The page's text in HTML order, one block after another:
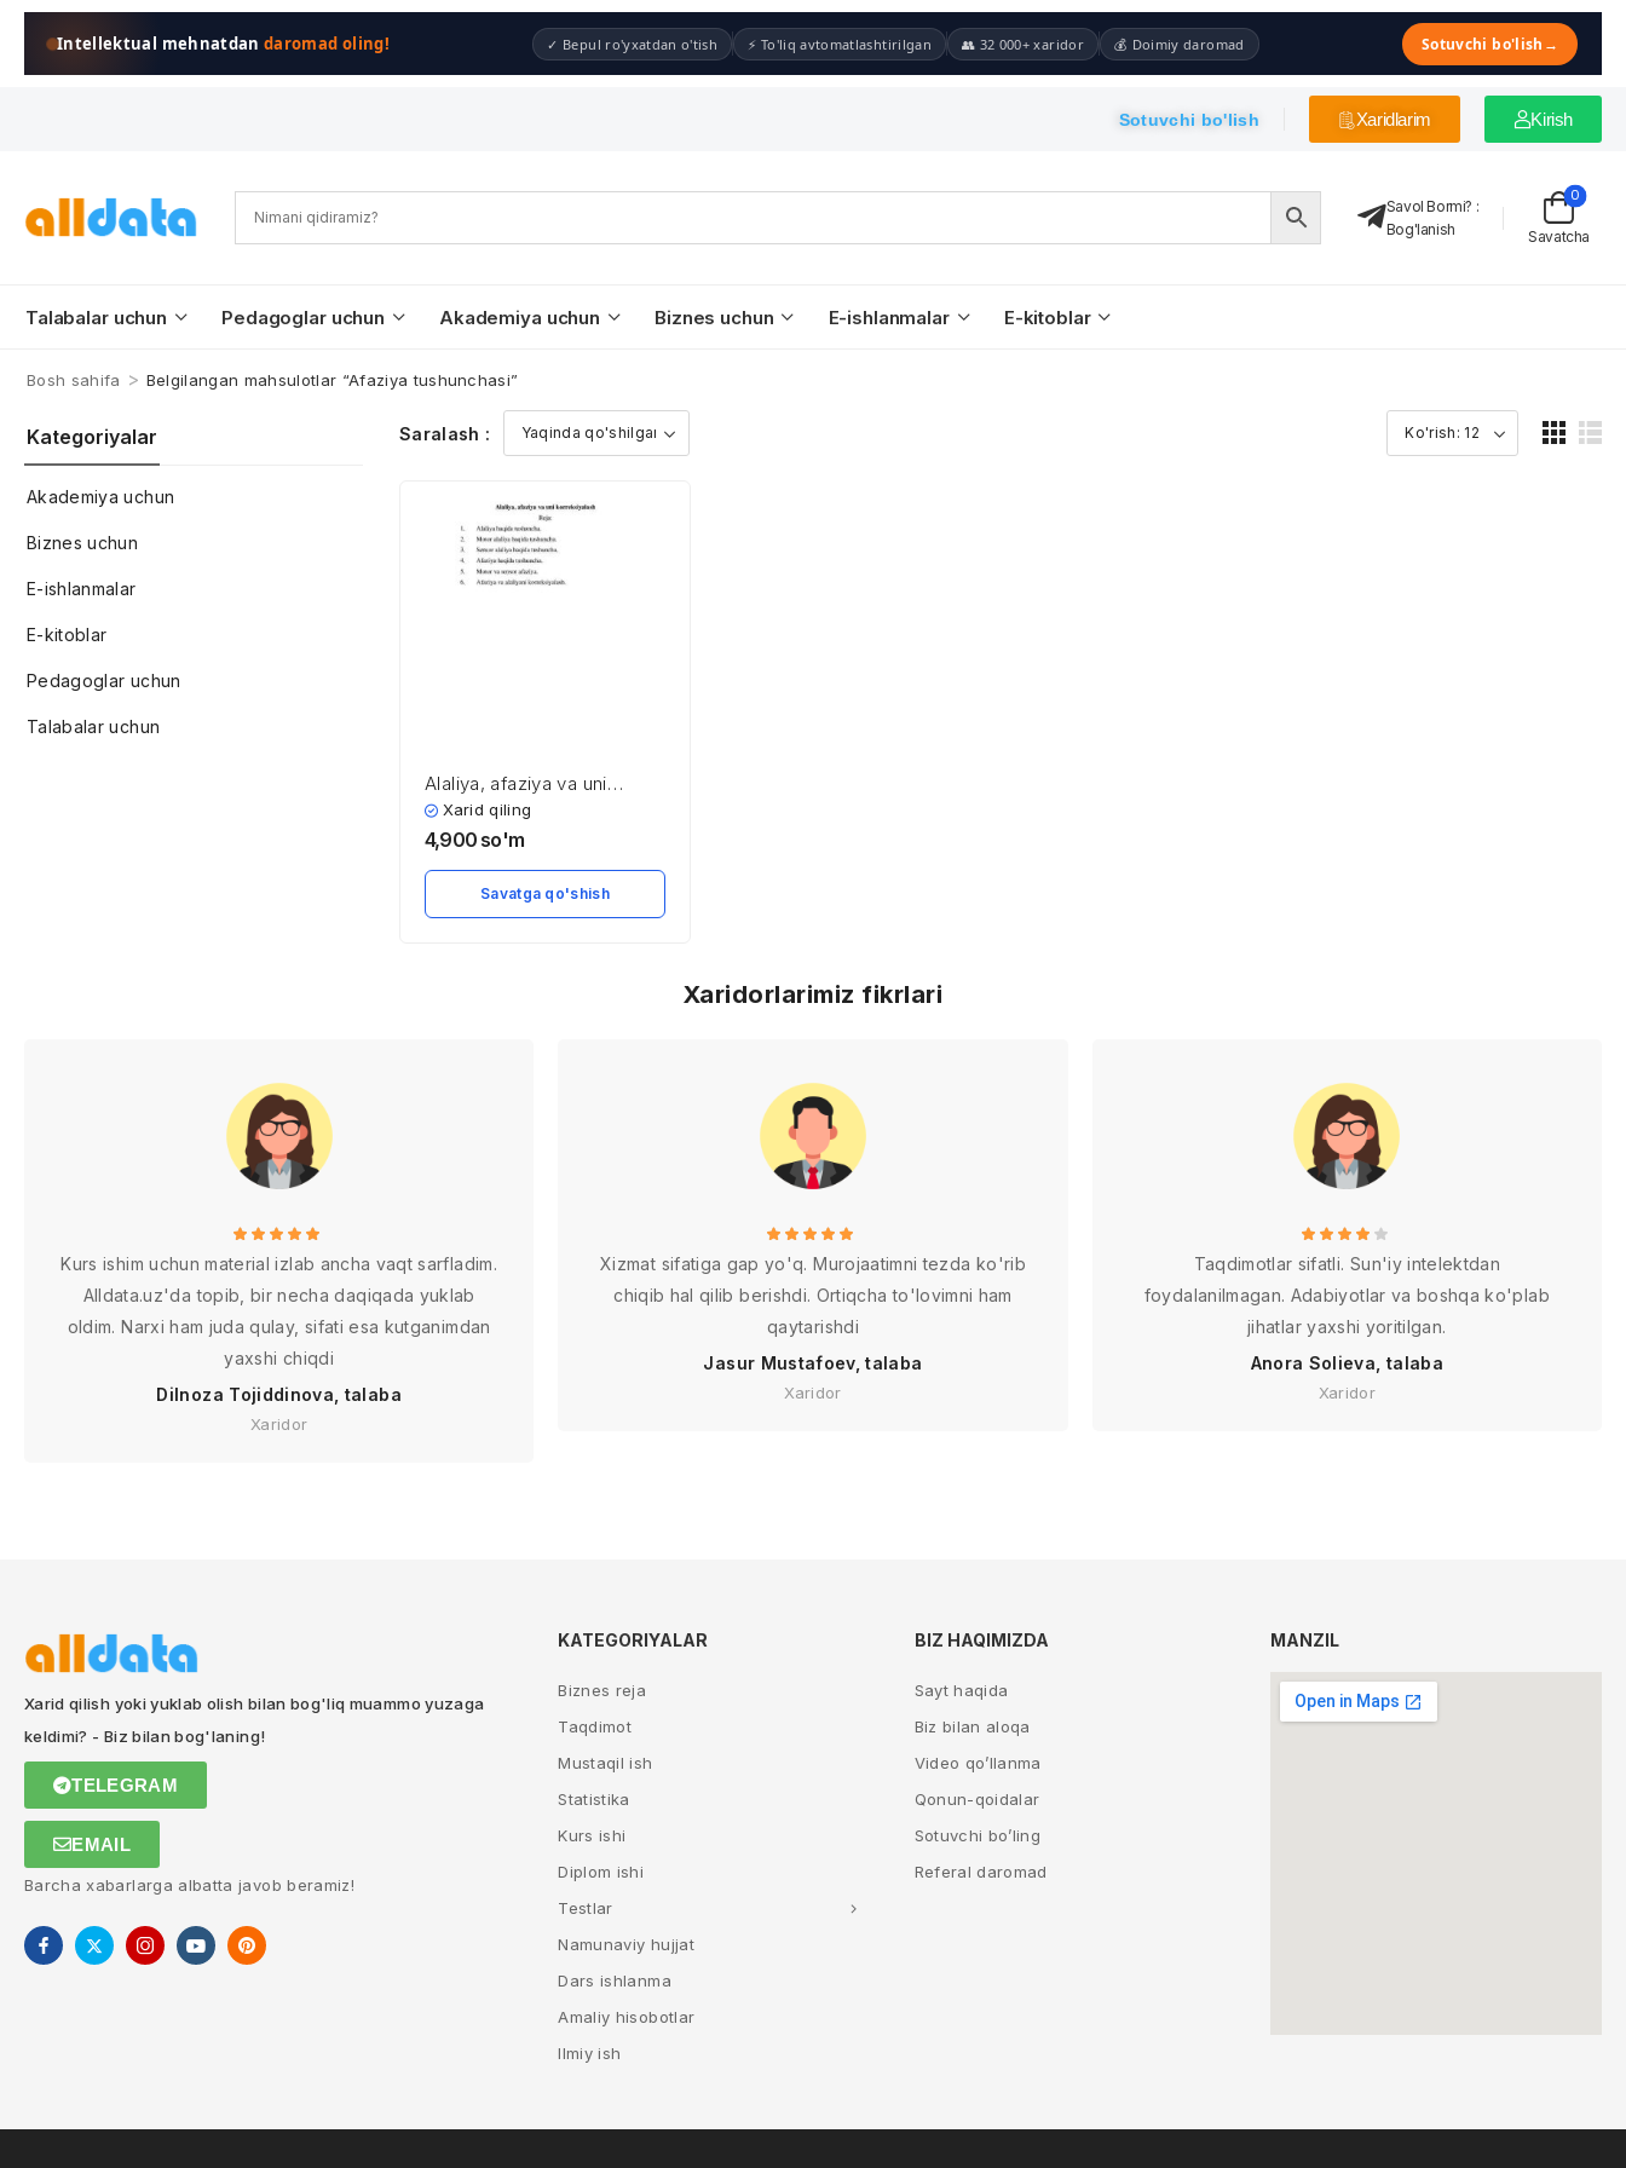
Intellektual mehnatdandaromad oling! ✓ Bepul ro'yxatdan o'tish ⚡ To'liq avtomatlashtirilgan 👥 32 000+ xaridor 💰 Doimiy daromad Sotuvchi bo'lish →
Sotuvchi bo'lish Xaridlarim Kirish
Savol Bormi? :
Bog'lanish
Savatcha
0
Talabalar uchun Pedagoglar uchun Akademiya uchun Biznes uchun E-ishlanmalar E-kitoblar
Bosh sahifa > Belgilangan mahsulotlar “Afaziya tushunchasi”
Kategoriyalar
Akademiya uchun
Biznes uchun
E-ishlanmalar
E-kitoblar
Pedagoglar uchun
Talabalar uchun
Saralash :
Alaliya, afaziya va uni
korreksiyalash
Xarid qiling
4,900 so'm
Savatga qo'shish
Xaridorlarimiz fikrlari
Kurs ishim uchun material izlab ancha vaqt sarfladim.
Alldata.uz'da topib, bir necha daqiqada yuklab
oldim. Narxi ham juda qulay, sifati esa kutganimdan
yaxshi chiqdi
Dilnoza Tojiddinova, talaba
Xaridor
Xizmat sifatiga gap yo'q. Murojaatimni tezda ko'rib
chiqib hal qilib berishdi. Ortiqcha to'lovimni ham
qaytarishdi
Jasur Mustafoev, talaba
Xaridor
Taqdimotlar sifatli. Sun'iy intelektdan
foydalanilmagan. Adabiyotlar va boshqa ko'plab
jihatlar yaxshi yoritilgan.
Anora Solieva, talaba
Xaridor
Xarid qilish yoki yuklab olish bilan bog'liq muammo yuzaga
keldimi? - Biz bilan bog'laning!
TELEGRAM
EMAIL
Barcha xabarlarga albatta javob beramiz!
KATEGORIYALAR
Biznes reja
Taqdimot
Mustaqil ish
Statistika
Kurs ishi
Diplom ishi
Testlar
Namunaviy hujjat
Dars ishlanma
Amaliy hisobotlar
Ilmiy ish
BIZ HAQIMIZDA
Sayt haqida
Biz bilan aloqa
Video qo’llanma
Qonun-qoidalar
Sotuvchi bo’ling
Referal daromad
MANZIL